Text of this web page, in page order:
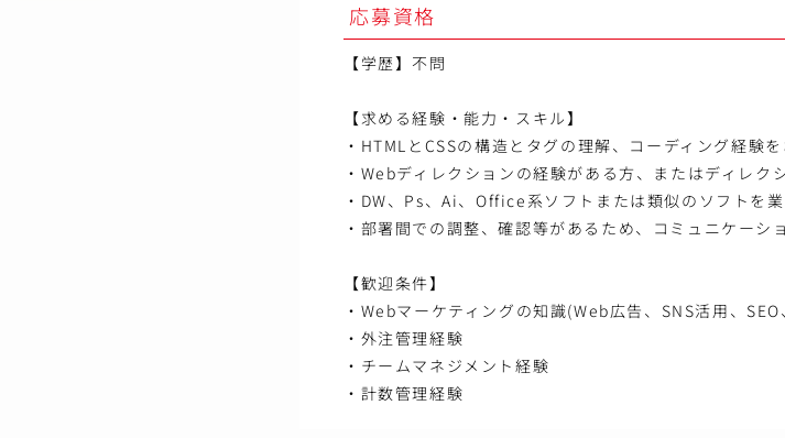
応募資格
【学歴】不問
【求める経験・能力・スキル】
・HTMLとCSSの構造とタグの理解、コーディング経験
・Webディレクションの経験がある方、またはディレク
・DW、Ps、Ai、Office系ソフトまたは類似のソフトを
・部署間での調整、確認等があるため、コミュニケーシ
【歓迎条件】
・Webマーケティングの知識(Web広告、SNS活用、
・外注管理経験
・チームマネジメント経験
・計数管理経験